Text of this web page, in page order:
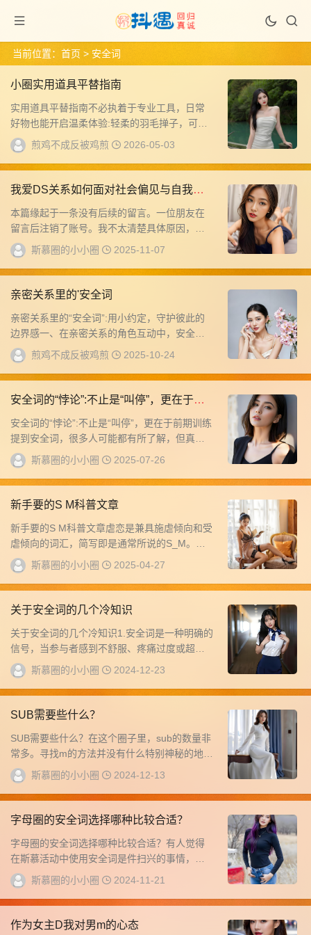
当前位置： 首页 > 安全词
小圈实用道具平替指南
实用道具平替指南不必执着于专业工具，日常
好物也能开启温柔体验:轻柔的羽毛掸子，可替
代专业情趣羽毛，带来细腻的感官试探;柔软顺
滑的...
煎鸡不成反被鸡煎 2026-05-03
我爱DS关系如何面对社会偏见与自我怀
疑
本篇缘起于一条没有后续的留言。一位朋友在
留言后注销了账号。我不太清楚具体原因，但
我猜，也许ta正在经历自我认同的困扰——那种
因为...
斯慕圈的小小圈 2025-11-07
亲密关系里的'安全词
亲密关系里的“安全词”:用小约定，守护彼此的
边界感一、在亲密关系的角色互动中，安全词
是守护双方心理与身体边界的重要工具。一个
完善...
煎鸡不成反被鸡煎 2025-10-24
安全词的“悖论”:不止是“叫停”，更在于前
期训练
安全词的“悖论”:不止是“叫停”，更在于前期训练
提到安全词，很多人可能都有所了解，但真正
实践时会发现一个论:初次接触的双方，往往...
斯慕圈的小小圈 2025-07-26
新手要的S M科普文章
新手要的S M科普文章虐恋是兼具施虐倾向和受
虐倾向的词汇，简写即是通常所说的S_M。有
数据显示，有5%-30%的人有过虐恋实践有...
斯慕圈的小小圈 2025-04-27
关于安全词的几个冷知识
关于安全词的几个冷知识1.安全词是一种明确的
信号，当参与者感到不舒服、疼痛过度或超出
了他们的边界时，他们用于停止当前的活动。
可以...
斯慕圈的小小圈 2024-12-23
SUB需要些什么？
SUB需要些什么？在这个圈子里，sub的数量非
常多。寻找m的方法并没有什么特别神秘的地
方。这与恋爱是不同的，并不是你追她，她就
一...
斯慕圈的小小圈 2024-12-13
字母圈的安全词选择哪种比较合适？
字母圈的安全词选择哪种比较合适？有人觉得
在斯慕活动中使用安全词是件扫兴的事情，有
人觉得这是对上位者的不信任，但据圈友反
馈，觉得不...
斯慕圈的小小圈 2024-11-21
作为女主D我对男m的心态